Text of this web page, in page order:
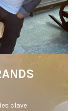
clave